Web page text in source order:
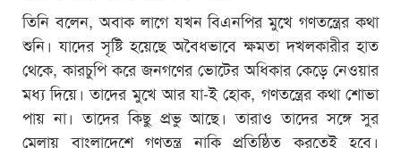
তিনি বলেন, অবাক লাগে যখন বিএনপির মুখে গণতন্ত্রের কথা
শুনি। যাদের সৃষ্টি হয়েছে অবৈধভাবে ক্ষমতা দখলকারীর হাত
থেকে, কারচুপি করে জনগণের ভোটের অধিকার কেড়ে নেওয়ার
মধ্য দিয়ে। তাদের মুখে আর যা-ই হোক, গণতন্ত্রের কথা শোভা
পায় না। তাদের কিছু প্রভু আছে। তারাও তাদের সঙ্গে সুর
মেলায় বাংলাদেশে গণতন্ত্র নাকি প্রতিষ্ঠিত করতেই হবে।